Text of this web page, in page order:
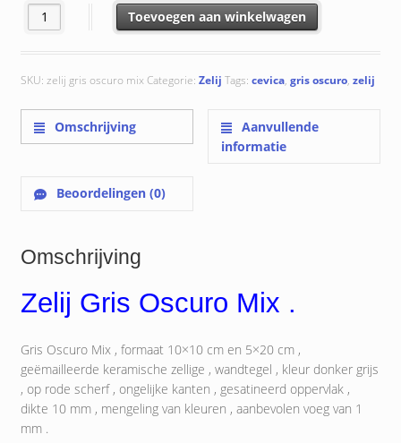
Zelij Gris Oscuro Mix aantalToevoegen aan winkelwagen
SKU: zelij gris oscuro mixCategorie: Zelij Tags: cevica, gris oscuro, zelij
Omschrijving
Aanvullende
informatie
Beoordelingen (0)
Omschrijving
Zelij Gris Oscuro Mix .
Gris Oscuro Mix , formaat 10×10 cm en 5×20 cm ,
geëmailleerde keramische zellige , wandtegel , kleur donker grijs
, op rode scherf , ongelijke kanten , gesatineerd oppervlak ,
dikte 10 mm , mengeling van kleuren , aanbevolen voeg van 1
mm .